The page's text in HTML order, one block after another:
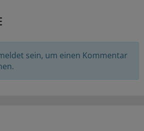
sein, um einen Kommentar